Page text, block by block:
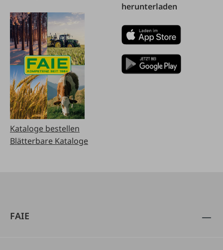
Kataloge bestellen
Blätterbare Kataloge
herunterladen
FAIE